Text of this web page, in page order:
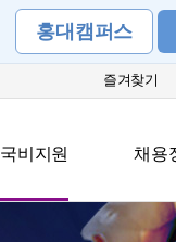
홍대캠퍼스
즐겨찾기
국비지원 채용